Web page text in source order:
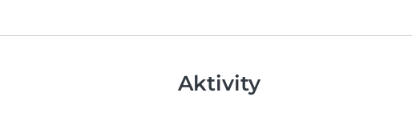
Aktivity